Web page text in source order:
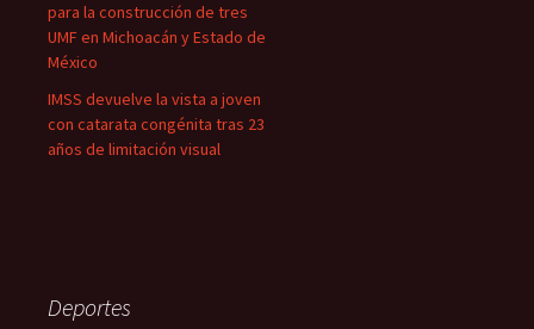
para la construcción de tres
UMF en Michoacán y Estado de
México
IMSS devuelve la vista a joven
con catarata congénita tras 23
años de limitación visual
Deportes